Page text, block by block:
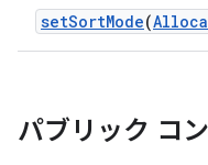
setSortMode(
パブリック コ